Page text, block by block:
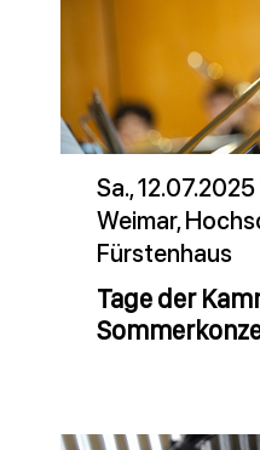
Sa.,
Weimar,
Fürstenhaus
Tage der